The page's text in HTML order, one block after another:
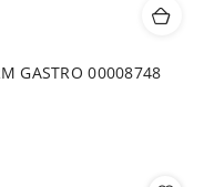
GASTRO 00008748